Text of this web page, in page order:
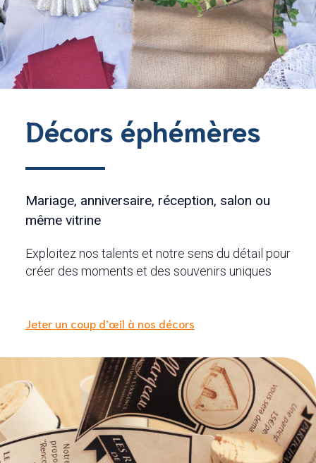
Décors éphémères
Mariage, anniversaire, réception, salon ou
même vitrine
Exploitez nos talents et notre sens du détail pour
créer des moments et des souvenirs uniques
Jeter un coup d’œil à nos décors